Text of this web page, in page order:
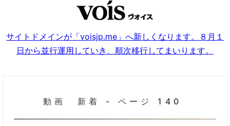
サイトドメインが「voisjp.me」へ新しくなります。８月１
日から並行運用していき、順次移行してまいります。
動画 新着 - ページ 140